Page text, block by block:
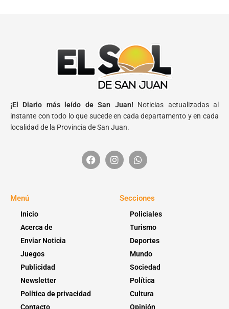
¡El Diario más leído de San Juan! Noticias actualizadas al
instante con todo lo que sucede en cada departamento y en cada
localidad de la Provincia de San Juan.
Menú
Inicio
Acerca de
Enviar Noticia
Juegos
Publicidad
Newsletter
Política de privacidad
Contacto
Secciones
Policiales
Turismo
Deportes
Mundo
Sociedad
Política
Cultura
Opinión